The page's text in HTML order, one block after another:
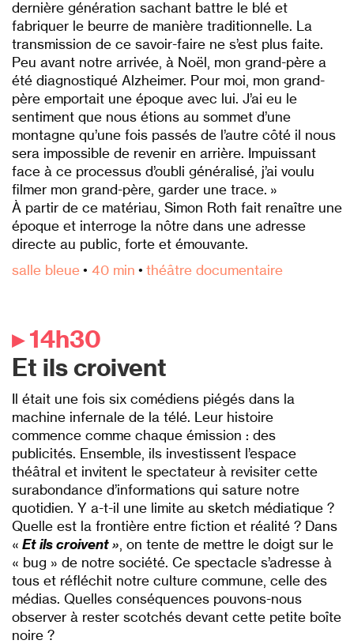
dernière génération sachant battre le blé et
fabriquer le beurre de manière traditionnelle. La
transmission de ce savoir-faire ne s’est plus faite.
Peu avant notre arrivée, à Noël, mon grand-père a
été diagnostiqué Alzheimer. Pour moi, mon grand-
père emportait une époque avec lui. J’ai eu le
sentiment que nous étions au sommet d’une
montagne qu’une fois passés de l’autre côté il nous
sera impossible de revenir en arrière. Impuissant
face à ce processus d’oubli généralisé, j’ai voulu
filmer mon grand-père, garder une trace. »
À partir de ce matériau, Simon Roth fait renaître une
époque et interroge la nôtre dans une adresse
directe au public, forte et émouvante.
salle bleue• 40 min • théâtre documentaire
▸ 14h30
Et ils croivent
Il était une fois six comédiens piégés dans la
machine infernale de la télé. Leur histoire
commence comme chaque émission : des
publicités. Ensemble, ils investissent l’espace
théâtral et invitent le spectateur à revisiter cette
surabondance d’informations qui sature notre
quotidien. Y a-t-il une limite au sketch médiatique ?
Quelle est la frontière entre fiction et réalité ? Dans
« Et ils croivent » , on tente de mettre le doigt sur le
« bug » de notre société. Ce spectacle s’adresse à
tous et réfléchit notre culture commune, celle des
médias. Quelles conséquences pouvons-nous
observer à rester scotchés devant cette petite boîte
noire ?